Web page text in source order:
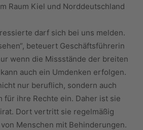
Raum Kiel und Norddeutschland
darf sich bei uns melden.
beteuert Geschäftsführerin
wenn die Missstände der breiten
auch ein Umdenken erfolgen.
nur beruflich, sondern auch
für ihre Rechte ein. Daher ist sie
Dort vertritt sie regelmäßig
Menschen mit Behinderungen.